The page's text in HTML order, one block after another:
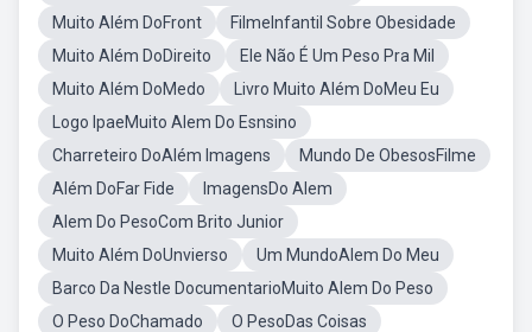
Muito Além DoFront
FilmeInfantil Sobre Obesidade
Muito Além DoDireito
Ele Não É Um Peso Pra Mil
Muito Além DoMedo
Livro Muito Além DoMeu Eu
Logo IpaeMuito Alem Do Esnsino
Charreteiro DoAlém Imagens
Mundo De ObesosFilme
Além DoFar Fide
ImagensDo Alem
Alem Do PesoCom Brito Junior
Muito Além DoUnvierso
Um MundoAlem Do Meu
Barco Da Nestle DocumentarioMuito Alem Do Peso
O Peso DoChamado
O PesoDas Coisas